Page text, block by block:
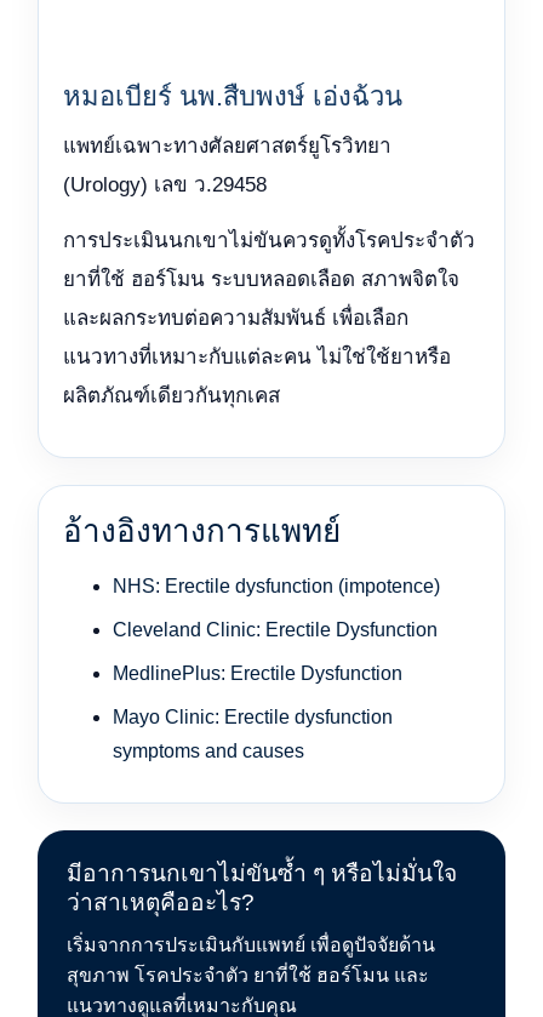
หมอเบียร์ นพ.สืบพงษ์ เอ่งฉ้วน
แพทย์เฉพาะทางศัลยศาสตร์ยูโรวิทยา
(Urology) เลข ว.29458
การประเมินนกเขาไม่ขันควรดูทั้งโรคประจำตัว
ยาที่ใช้ ฮอร์โมน ระบบหลอดเลือด สภาพจิตใจ
และผลกระทบต่อความสัมพันธ์ เพื่อเลือก
แนวทางที่เหมาะกับแต่ละคน ไม่ใช่ใช้ยาหรือ
ผลิตภัณฑ์เดียวกันทุกเคส
อ้างอิงทางการแพทย์
NHS: Erectile dysfunction (impotence)
Cleveland Clinic: Erectile Dysfunction
MedlinePlus: Erectile Dysfunction
Mayo Clinic: Erectile dysfunction
symptoms and causes
มีอาการนกเขาไม่ขันซ้ำ ๆ หรือไม่มั่นใจ
ว่าสาเหตุคืออะไร?
เริ่มจากการประเมินกับแพทย์ เพื่อดูปัจจัยด้าน
สุขภาพ โรคประจำตัว ยาที่ใช้ ฮอร์โมน และ
แนวทางดูแลที่เหมาะกับคุณ